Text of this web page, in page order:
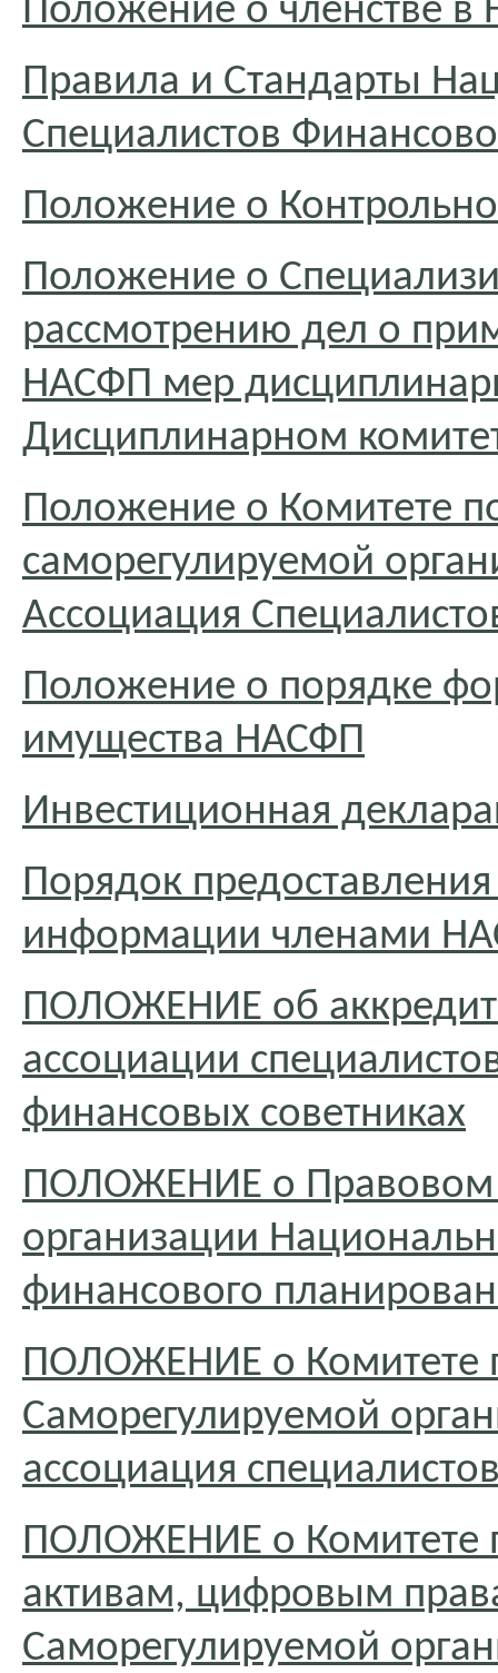
Положение о членстве
Правила и Стандарты
Специалистов
Положение о
Положение о
рассмотрению дел о
НАСФП мер
Дисциплинарном
Положение о Комитете
саморегулируемой
Ассоциация
Положение о порядке
имущества НАСФП
Инвестиционная
Порядок
информации членами
ПОЛОЖЕНИЕ об
ассоциации
финансовых советниках
ПОЛОЖЕНИЕ о Правовом
организации
финансового
ПОЛОЖЕНИЕ о Комитете
Саморегулируемой
ассоциация
ПОЛОЖЕНИЕ о Комитете
активам, цифровым
Саморегулируемой